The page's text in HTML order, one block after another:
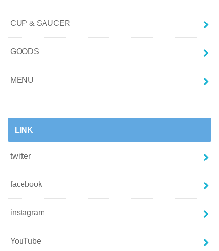
CUP & SAUCER
GOODS
MENU
LINK
twitter
facebook
instagram
YouTube